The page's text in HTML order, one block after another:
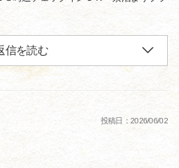
信を読む
投稿日：2026/06/02